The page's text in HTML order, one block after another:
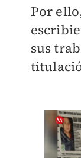
Por
sus